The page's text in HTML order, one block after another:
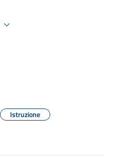
Istruzione